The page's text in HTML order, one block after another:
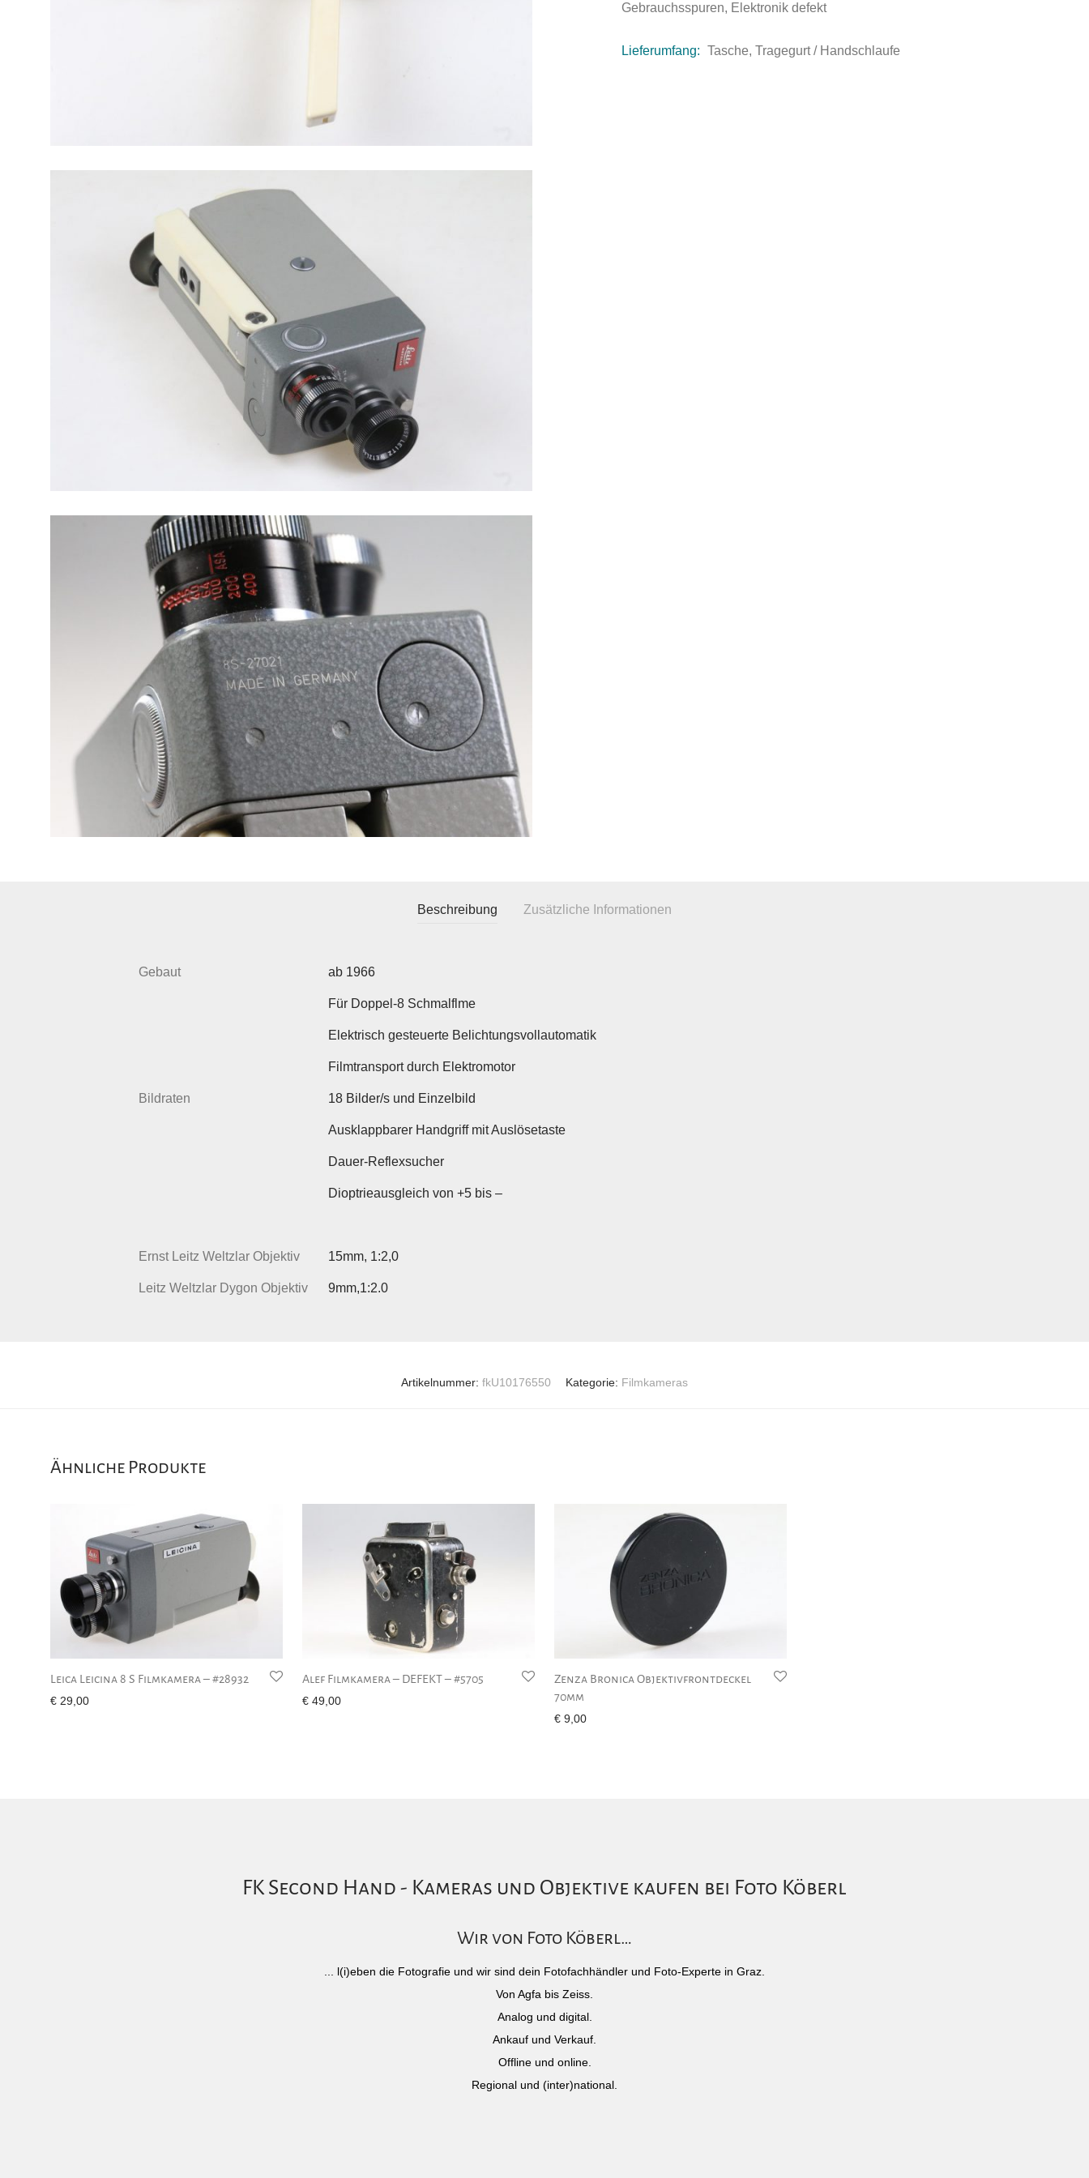
Gebrauchsspuren, Elektronik defekt
Lieferumfang: Tasche, Tragegurt / Handschlaufe
Beschreibung Zusätzliche Informationen
Gebaut ab 1966
Für Doppel-8 Schmalflme
Elektrisch gesteuerte Belichtungsvollautomatik
Filmtransport durch Elektromotor
Bildraten 18 Bilder/s und Einzelbild
Ausklappbarer Handgriff mit Auslösetaste
Dauer-Reflexsucher
Dioptrieausgleich von +5 bis –
Ernst Leitz Weltzlar Objektiv 15mm, 1:2,0
Leitz Weltzlar Dygon Objektiv 9mm,1:2.0
Artikelnummer: fkU10176550 Kategorie: Filmkameras
Ähnliche Produkte
Leica Leicina 8 S Filmkamera – #28932
€ 29,00
Alef Filmkamera – DEFEKT – #5705
€ 49,00
Zenza Bronica Objektivfrontdeckel
70mm
€ 9,00
FK Second Hand - Kameras und Objektive kaufen bei Foto Köberl
Wir von Foto Köberl…
... l(i)eben die Fotografie und wir sind dein Fotofachhändler und Foto-Experte in Graz.
Von Agfa bis Zeiss.
Analog und digital.
Ankauf und Verkauf.
Offline und online.
Regional und (inter)national.